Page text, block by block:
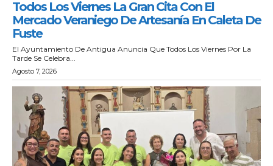
Todos Los Viernes La Gran Cita Con El
Mercado Veraniego De Artesanía En Caleta De
Fuste
El Ayuntamiento De Antigua Anuncia Que Todos Los Viernes Por La
Tarde Se Celebra...
Agosto 7, 2026